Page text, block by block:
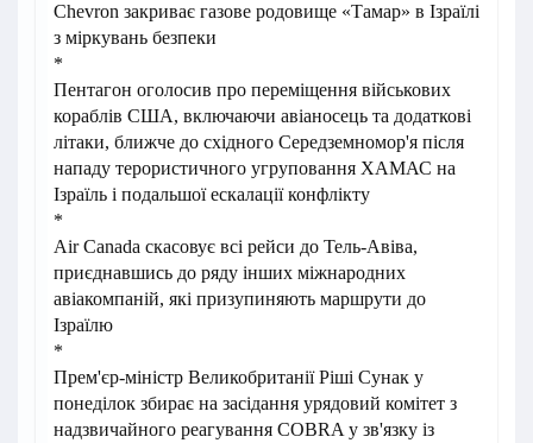
Chevron закриває газове родовище «Тамар» в Ізраїлі
з міркувань безпеки
*
Пентагон оголосив про переміщення військових
кораблів США, включаючи авіаносець та додаткові
літаки, ближче до східного Середземномор'я після
нападу терористичного угруповання ХАМАС на
Ізраїль і подальшої ескалації конфлікту
*
Air Canada скасовує всі рейси до Тель-Авіва,
приєднавшись до ряду інших міжнародних
авіакомпаній, які призупиняють маршрути до
Ізраїлю
*
Прем'єр-міністр Великобританії Ріші Сунак у
понеділок збирає на засідання урядовий комітет з
надзвичайного реагування COBRA у зв'язку із